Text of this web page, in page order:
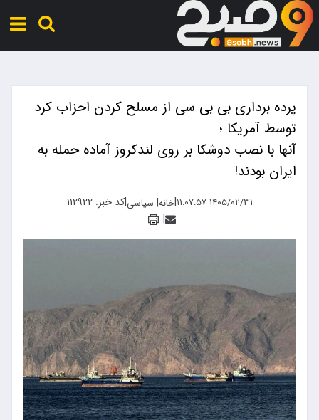
پرده برداری بی بی سی از مسلح کردن احزاب کرد
توسط آمریکا ؛
آنها با نصب دوشکا بر روی لندکروز آماده حمله به
ایران بودند!
۱۴۰۵/۰۲/۳۱ ۱۱:۰۷:۵۷ |خانه| سیاسی|کد خبر: ۱۱۲۹۲۲
|